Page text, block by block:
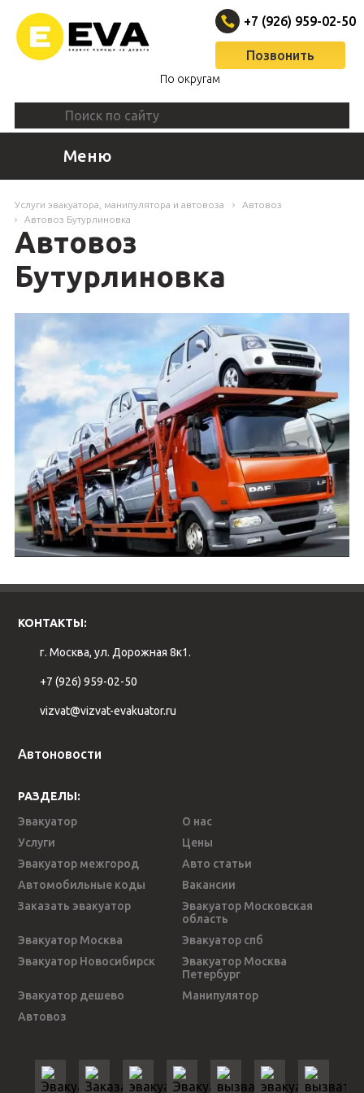
По округам
+7 (926) 959-02-50
Позвонить
Меню
Услуги эвакуатора, манипулятора и автовоза
Автовоз
Автовоз Бутурлиновка
Автовоз
Бутурлиновка
КОНТАКТЫ:
г. Москва, ул. Дорожная 8к1.
+7 (926) 959-02-50
vizvat@vizvat-evakuator.ru
Автоновости
РАЗДЕЛЫ:
Эвакуатор
О нас
Услуги
Цены
Эвакуатор межгород
Авто статьи
Автомобильные коды
Вакансии
Заказать эвакуатор
Эвакуатор Московская
область
Эвакуатор Москва
Эвакуатор спб
Эвакуатор Новосибирск
Эвакуатор Москва
Петербург
Эвакуатор дешево
Манипулятор
Автовоз